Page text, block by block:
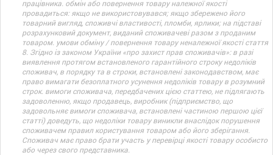
працівника. обмін або повернення товару належної якості
провадиться: якщо не використовувався; якщо збережено його
товарний вигляд, споживчі властивості, пломби, ярлики; на підставі
розрахунковий документ, виданий споживачеві разом з проданим
товаром. умови обміну / повернення товару неналежної якості стаття
8. Згідно із законом України «про захист прав споживачів»: в разі
виявлення протягом встановленого гарантійного строку недоліків
споживач, в порядку та в строки, встановлені законодавством, має
право вимагати безоплатного усунення недоліків товару в розумний
строк. вимоги споживача, передбачених цією статтею, не підлягають
задоволенню, якщо продавець, виробник (підприємство, що
задовольняє вимоги споживача, встановлені частиною першою цієї
статті) доведуть, що недоліки товару виникли внаслідок порушення
споживачем правил користування товаром або його зберігання.
Споживач має право брати участь у перевірці якості товару особисто
або через свого представника.